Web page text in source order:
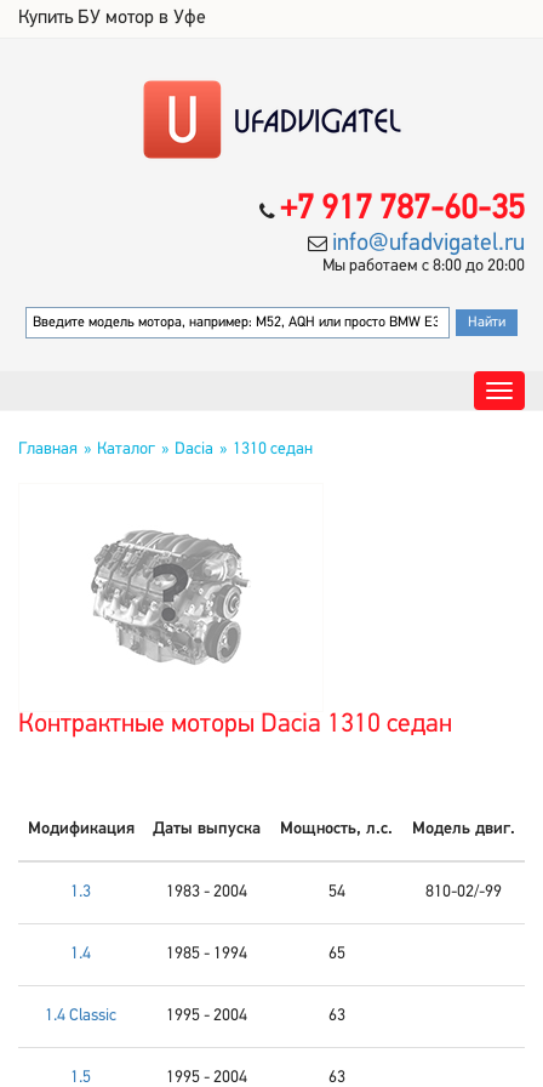
Купить БУ мотор в Уфе
+7 917 787-60-35
info@ufadvigatel.ru
Мы работаем с 8:00 до 20:00
Главная Каталог Dacia 1310 седан
Контрактные моторы Dacia 1310 седан
Модификация Даты выпуска Мощность, л.с. Модель двиг.
1.3 1983 - 2004 54 810-02/-99
1.4 1985 - 1994 65
1.4 Classic 1995 - 2004 63
1.5 1995 - 2004 63